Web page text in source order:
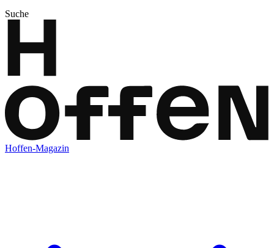
Suche
Hoffen-Magazin